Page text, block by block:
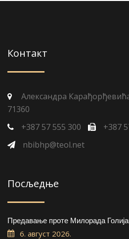
Контакт
Александра
71360
+387 57 555 300
+387
nbibhp@teol.net
Посљедње
Предавање проте Милорада
6. август 2026.